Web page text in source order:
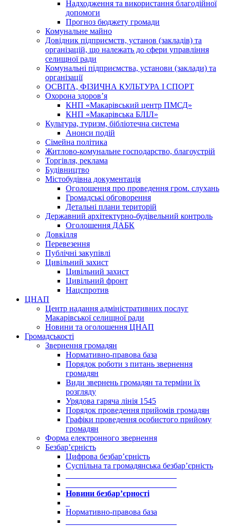
Надходження та використання благодійної
допомоги
Прогноз бюджету громади
Комунальне майно
Довідник підприємств, установ (закладів) та
організацій, що належать до сфери управління
селищної ради
Комунальні підприємства, установи (заклади) та
організації
ОСВІТА, ФІЗИЧНА КУЛЬТУРА І СПОРТ
Охорона здоров’я
КНП «Макарівський центр ПМСД»
КНП «Макарівська БЛІЛ»
Культура, туризм, бібліотечна система
Анонси подій
Сімейна політика
Житлово-комунальне господарство, благоустрій
Торгівля, реклама
Будівництво
Містобудівна документація
Оголошення про проведення гром. слухань
Громадські обговорення
Детальні плани територій
Державний архітектурно-будівельний контроль
Оголошення ДАБК
Довкілля
Перевезення
Публічні закупівлі
Цивільний захист
Цивільний захист
Цивільний фронт
Нацспротив
ЦНАП
Центр надання адміністративних послуг
Макарівської селищної ради
Новини та оголошення ЦНАП
Громадськості
Звернення громадян
Нормативно-правова база
Порядок роботи з питань звернення
громадян
Види звернень громадян та терміни їх
розгляду
Урядова гаряча лінія 1545
Порядок проведення прийомів громадян
Графіки проведення особистого прийому
громадян
Форма електронного звернення
Безбар’єрність
Цифрова безбар’єрність
Суспільна та громадянська безбар’єрність
Новини безбар’єрності
Нормативно-правова база